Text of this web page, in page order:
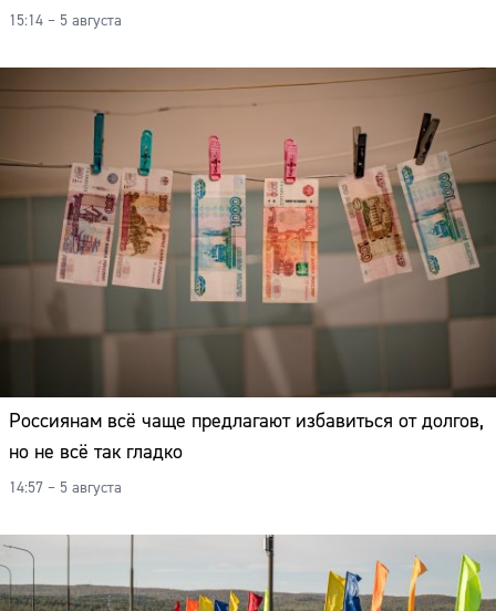
15:14 – 5 августа
Россиянам всё чаще предлагают избавиться от долгов,
но не всё так гладко
14:57 – 5 августа